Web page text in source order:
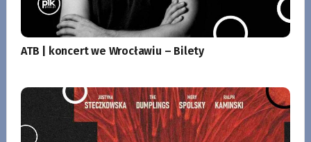
ATB | koncert we Wrocławiu – Bilety